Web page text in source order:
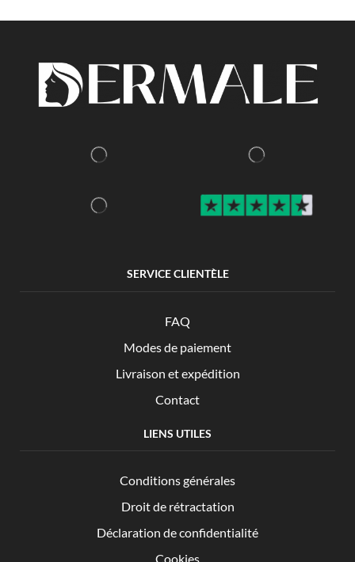
SERVICE CLIENTÈLE
FAQ
Modes de paiement
Livraison et expédition
Contact
LIENS UTILES
Conditions générales
Droit de rétractation
Déclaration de confidentialité
Cookies